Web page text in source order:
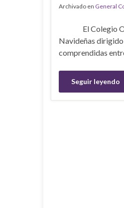
Archivado en General
El Colegio
Navideñas dirigido
comprendidas
Seguir leyendo